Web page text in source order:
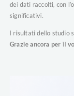
dei dati raccolti, con
significativi.
I risultati dello studio
Grazie ancora per il